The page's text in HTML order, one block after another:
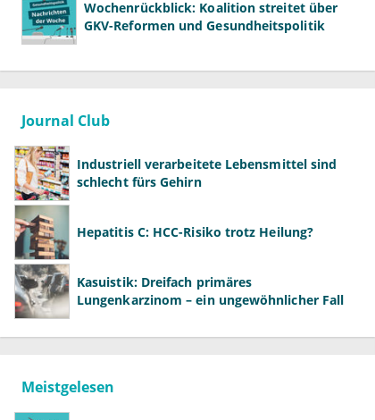
Wochenrückblick: Koalition streitet über
GKV-Reformen und Gesundheitspolitik
Journal Club
Industriell verarbeitete Lebensmittel sind
schlecht fürs Gehirn
Hepatitis C: HCC-Risiko trotz Heilung?
Kasuistik: Dreifach primäres
Lungenkarzinom – ein ungewöhnlicher Fall
Meistgelesen